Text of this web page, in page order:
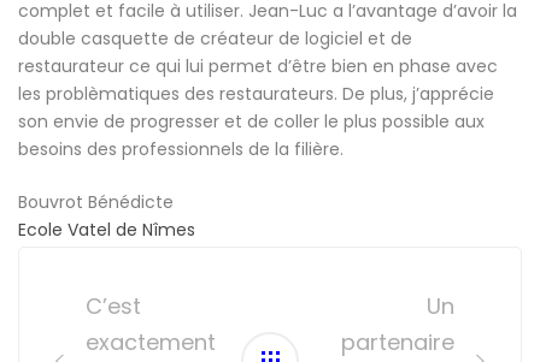
complet et facile à utiliser. Jean-Luc a l’avantage d’avoir la
double casquette de créateur de logiciel et de
restaurateur ce qui lui permet d’être bien en phase avec
les problèmatiques des restaurateurs. De plus, j’apprécie
son envie de progresser et de coller le plus possible aux
besoins des professionnels de la filière.
Bouvrot Bénédicte
Ecole Vatel de Nîmes
navigation
C’est
exactement
Un
partenaire